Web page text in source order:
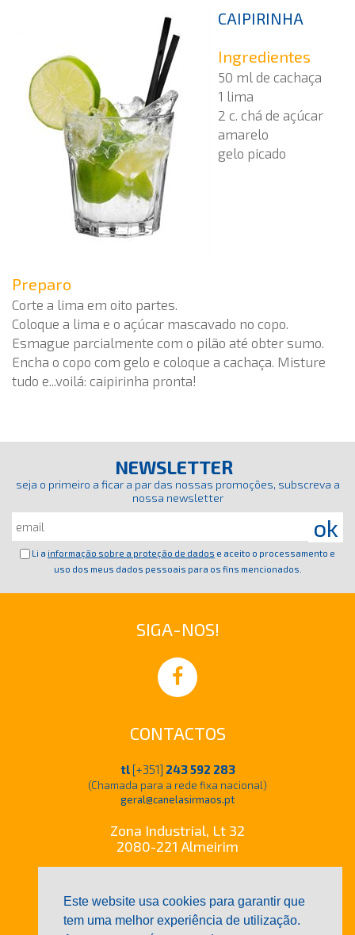
Este website usa cookies para garantir que
tem uma melhor experiência de utilização.
CAIPIRINHA
Ingredientes
50 ml de cachaça
1 lima
2 c. chá de açúcar
amarelo
gelo picado
Preparo
Corte a lima em oito partes.
Coloque a lima e o açúcar mascavado no copo.
Esmague parcialmente com o pilão até obter sumo.
Encha o copo com gelo e coloque a cachaça. Misture
tudo e...voilá: caipirinha pronta!
NEWSLETTER
seja o primeiro a ficar a par das nossas promoções, subscreva a
nossa newsletter
Li a informação sobre a proteção de dados e aceito o processamento e
uso dos meus dados pessoais para os fins mencionados.
SIGA-NOS!
CONTACTOS
tl[+351] 243 592 283
(Chamada para a rede fixa nacional)
geral@canelasirmaos.pt
Zona Industrial, Lt 32
2080-221 Almeirim